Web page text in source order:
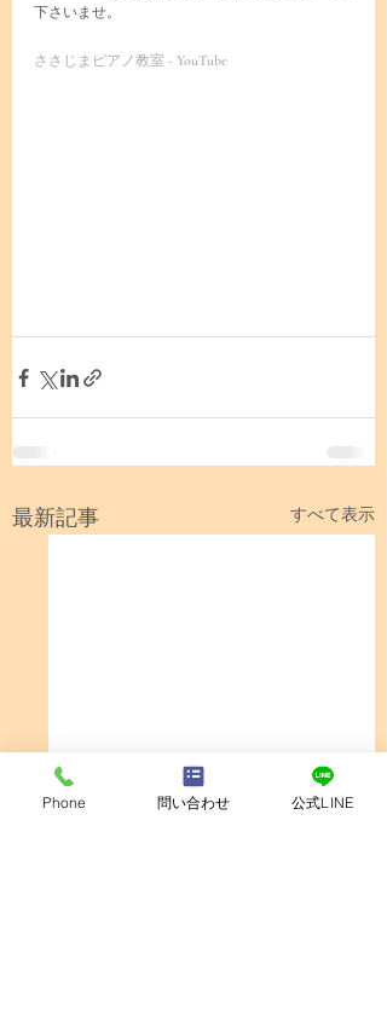
下さいませ。
ささじまピアノ教室 - YouTube
最新記事 すべて表示
Phone 問い合わせ 公式LINE